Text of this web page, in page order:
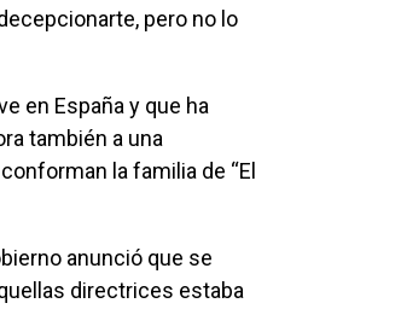
pero no lo
también a una
la familia de “El
directrices estaba